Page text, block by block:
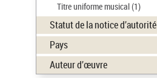
Titre uniforme musical(1)
Statut de la notice d’autorité
Pays
Auteur d’œuvre